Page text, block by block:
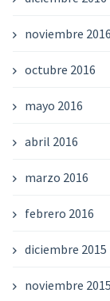
noviembre 2016
octubre 2016
mayo 2016
abril 2016
marzo 2016
febrero 2016
diciembre 2015
noviembre 2015